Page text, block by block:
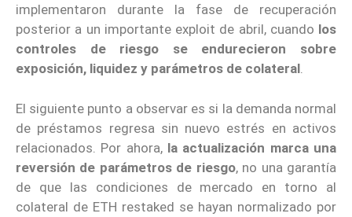
implementaron durante la fase de recuperación
posterior a un importante exploit de abril, cuando los
controles de riesgo se endurecieron sobre
exposición, liquidez y parámetros de colateral.
El siguiente punto a observar es si la demanda normal
de préstamos regresa sin nuevo estrés en activos
relacionados. Por ahora, la actualización marca una
reversión de parámetros de riesgo, no una garantía
de que las condiciones de mercado en torno al
colateral de ETH restaked se hayan normalizado por